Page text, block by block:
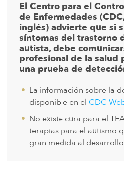
El Centro para el
de Enfermedades
inglés) advierte que si
síntomas del trastorno
autista, debe
profesional de la salud
una prueba de
La información sobre la
disponible en el CDC
No existe cura para el
terapias para el autismo
gran medida al